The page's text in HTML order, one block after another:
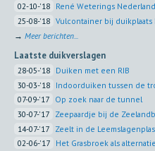
02-10-'18 René Weterings
25-08-'18 Vulcontainer bij duikplaats
→ Meer berichten...
Laatste duikverslagen
28-05-'18 Duiken met een RIB
30-03-'18 Indoorduiken tussen de
07-09-'17 Op zoek naar de tunnel
30-07-'17 Zeepaardje bij de
14-07-'17 Zeelt in de Leemslagenplas
02-06-'17 Het Grasbroek als